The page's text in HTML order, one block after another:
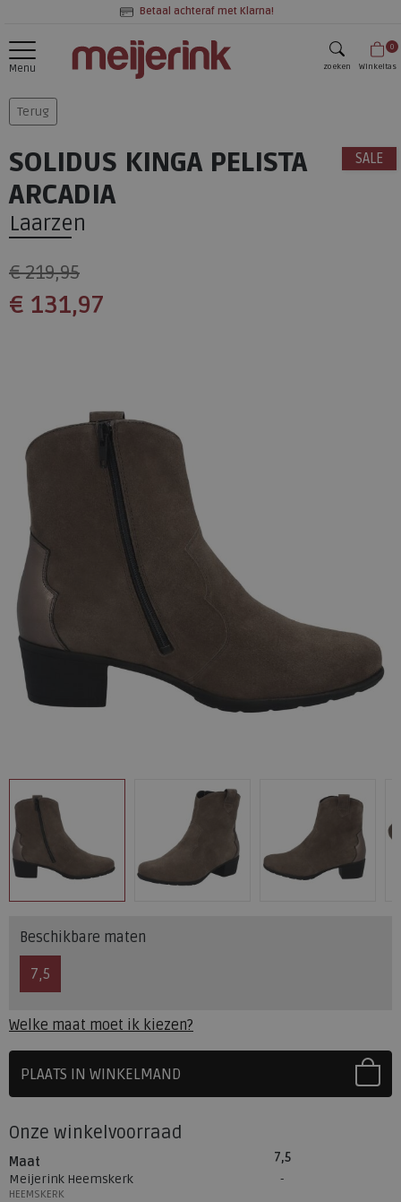
Betaal achteraf met Klarna!
Menu zoeken
0
Winkeltas
Terug
SALE
SOLIDUS KINGA PELISTA
ARCADIA
Laarzen
€ 219,95
€ 131,97
Beschikbare maten
7,5
Welke maat moet ik kiezen?
PLAATS IN WINKELMAND
Onze winkelvoorraad
Maat
7,5
Meijerink Heemskerk
HEEMSKERK